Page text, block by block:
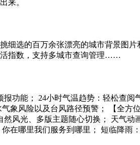
来。
细选的百万余张漂亮的城市背景图
活指数，支持多城市查询管理……
报功能； 24小时气温趋势：轻松查
象风险以及台风路径预警； 【全
风光、多版主题随心切换； 天气
在哪里我们服务到哪里； 短临降